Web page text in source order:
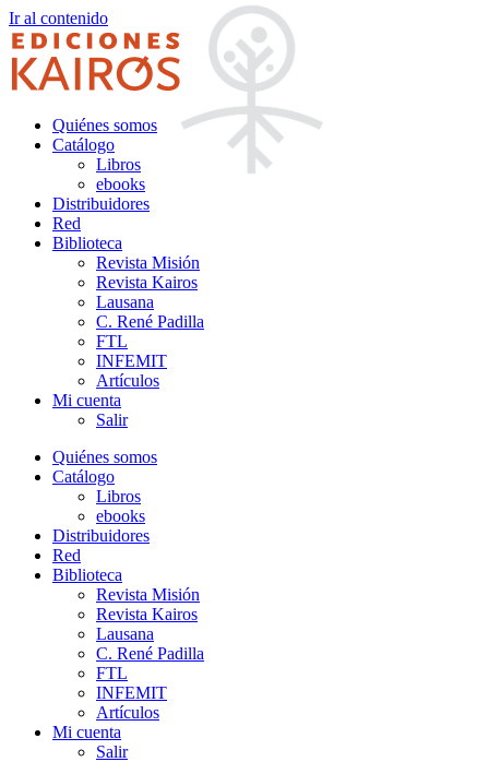
Ir al contenido
Quiénes somos
Catálogo
Libros
ebooks
Distribuidores
Red
Biblioteca
Revista Misión
Revista Kairos
Lausana
C. René Padilla
FTL
INFEMIT
Artículos
Mi cuenta
Salir
Quiénes somos
Catálogo
Libros
ebooks
Distribuidores
Red
Biblioteca
Revista Misión
Revista Kairos
Lausana
C. René Padilla
FTL
INFEMIT
Artículos
Mi cuenta
Salir